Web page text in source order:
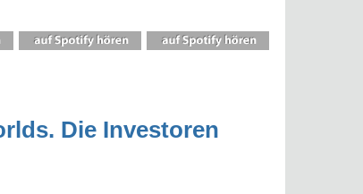
Die Investoren